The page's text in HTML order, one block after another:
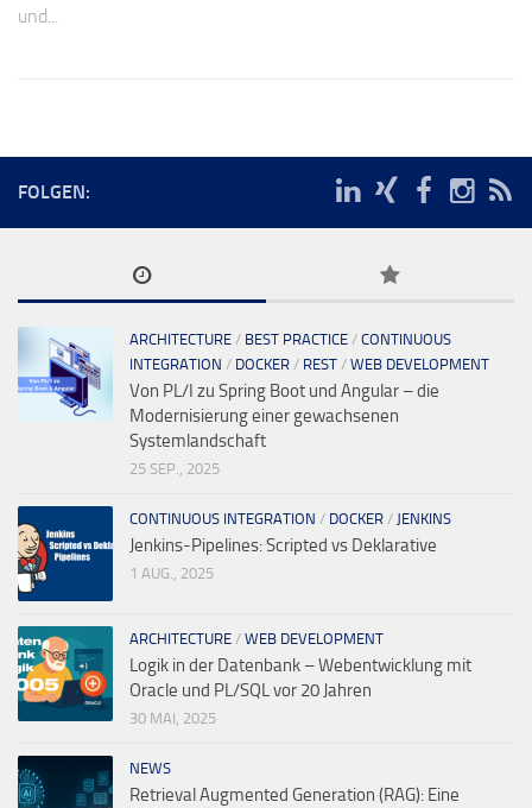
und...
FOLGEN:
ARCHITECTURE / BEST PRACTICE / CONTINUOUS
INTEGRATION / DOCKER / REST / WEB DEVELOPMENT
Von PL/I zu Spring Boot und Angular – die
Modernisierung einer gewachsenen
Systemlandschaft
25 SEP., 2025
CONTINUOUS INTEGRATION / DOCKER / JENKINS
Jenkins-Pipelines: Scripted vs Deklarative
1 AUG., 2025
ARCHITECTURE / WEB DEVELOPMENT
Logik in der Datenbank – Webentwicklung mit
Oracle und PL/SQL vor 20 Jahren
30 MAI, 2025
NEWS
Retrieval Augmented Generation (RAG): Eine